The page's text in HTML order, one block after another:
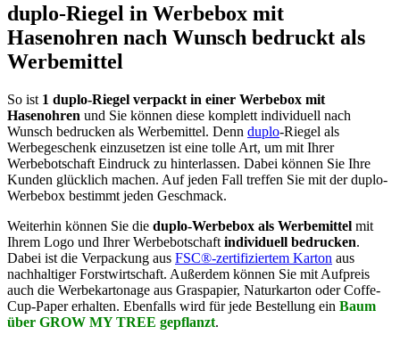
duplo-Riegel in Werbebox mit
Hasenohren nach Wunsch bedruckt als
Werbemittel
So ist 1 duplo-Riegel verpackt in einer Werbebox mit
Hasenohren und Sie können diese komplett individuell nach
Wunsch bedrucken als Werbemittel. Denn duplo-Riegel als
Werbegeschenk einzusetzen ist eine tolle Art, um mit Ihrer
Werbebotschaft Eindruck zu hinterlassen. Dabei können Sie Ihre
Kunden glücklich machen. Auf jeden Fall treffen Sie mit der duplo-
Werbebox bestimmt jeden Geschmack.
Weiterhin können Sie die duplo-Werbebox als Werbemittel mit
Ihrem Logo und Ihrer Werbebotschaft individuell bedrucken.
Dabei ist die Verpackung aus FSC®-zertifiziertem Karton aus
nachhaltiger Forstwirtschaft. Außerdem können Sie mit Aufpreis
auch die Werbekartonage aus Graspapier, Naturkarton oder Coffe-
Cup-Paper erhalten. Ebenfalls wird für jede Bestellung ein Baum
über GROW MY TREE gepflanzt.